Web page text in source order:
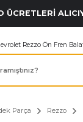
ÜCRETLERİ
Parça Rezzo